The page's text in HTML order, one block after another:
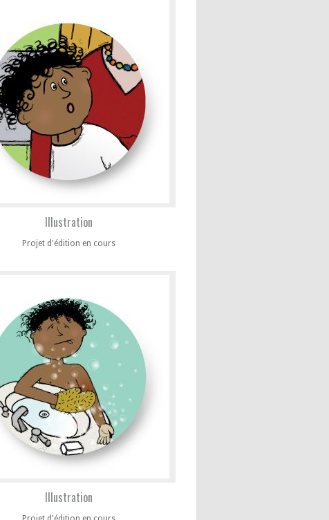
Illustration
Projet d'édition en cours
Illustration